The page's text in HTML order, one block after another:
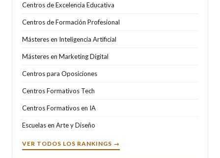
Centros de Excelencia Educativa
Centros de Formación Profesional
Másteres en Inteligencia Artificial
Másteres en Marketing Digital
Centros para Oposiciones
Centros Formativos Tech
Centros Formativos en IA
Escuelas en Arte y Diseño
VER TODOS LOS RANKINGS →